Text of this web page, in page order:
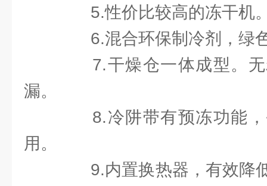
5.性价比较高的冻干机
6.混合环保制冷剂，绿
7.干燥仓一体成型。无
漏。
8.冷阱带有预冻功能，
用。
9.内置换热器，有效降